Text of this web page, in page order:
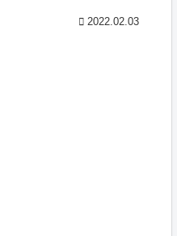
2022.02.03